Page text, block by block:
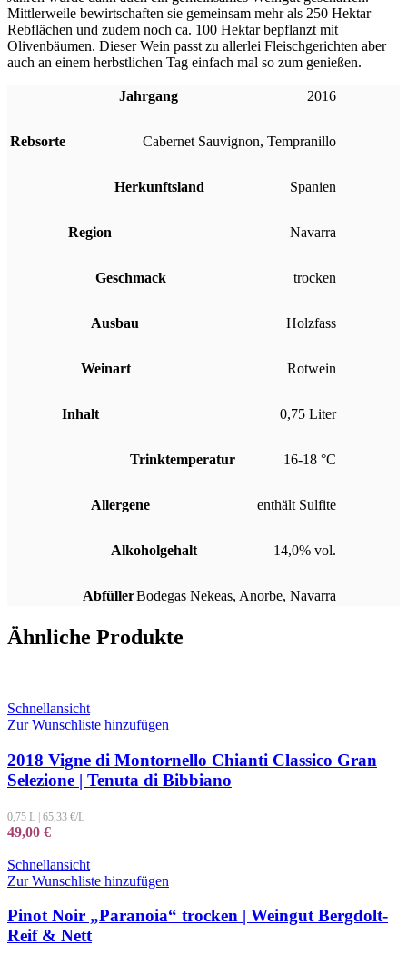
Mittlerweile bewirtschaften sie gemeinsam mehr als 250 Hektar
Rebflächen und zudem noch ca. 100 Hektar bepflanzt mit
Olivenbäumen. Dieser Wein passt zu allerlei Fleischgerichten aber
auch an einem herbstlichen Tag einfach mal so zum genießen.
Jahrgang 2016
Rebsorte Cabernet Sauvignon, Tempranillo
Herkunftsland Spanien
Region Navarra
Geschmack trocken
Ausbau Holzfass
Weinart Rotwein
Inhalt 0,75 Liter
Trinktemperatur 16-18 °C
Allergene enthält Sulfite
Alkoholgehalt 14,0% vol.
AbfüllerBodegas Nekeas, Anorbe, Navarra
Ähnliche Produkte
Schnellansicht
Zur Wunschliste hinzufügen
2018 Vigne di Montornello Chianti Classico Gran
Selezione | Tenuta di Bibbiano
0,75 L | 65,33 €/L
49,00 €
Schnellansicht
Zur Wunschliste hinzufügen
Pinot Noir „Paranoia“ trocken | Weingut Bergdolt-
Reif & Nett